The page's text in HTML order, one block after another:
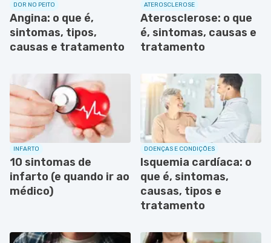
DOR NO PEITO
Angina: o que é,
sintomas, tipos,
causas e tratamento
ATEROSCLEROSE
Aterosclerose: o que
é, sintomas, causas e
tratamento
INFARTO
10 sintomas de
infarto (e quando ir ao
médico)
DOENÇAS E CONDIÇÕES
Isquemia cardíaca: o
que é, sintomas,
causas, tipos e
tratamento